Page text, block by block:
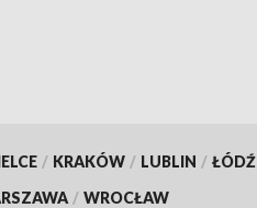
/ KRAKÓW / LUBLIN / ŁÓDŹ
/ WROCŁAW